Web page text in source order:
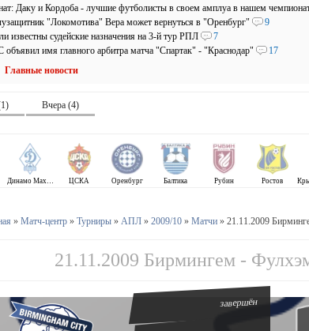
Даку и Кордоба - лучшие футболисты в своем амплуа в нашем
"Локомотива" Вера может вернуться в "Оренбург"
9
известны судейские назначения на 3-й тур РПЛ
7
имя главного арбитра матча "Спартак" - "Краснодар"
17
Главные новости
Вчера (4)
Динамо Махачкала ЦСКА Оренбург Балтика Рубин Ростов
» Матч-центр» Турниры» АПЛ» 2009/10» Матчи» 21.11.2009
21.11.2009 Бирмингем -
завершён